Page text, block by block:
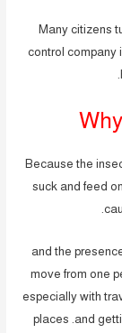
Many citizens
control company
Because the
suck and feed
and the
move from one
especially with
places .and